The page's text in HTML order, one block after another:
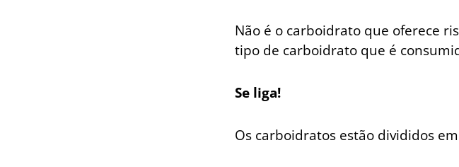
Não é o carboidrato que oferece
tipo de carboidrato que é
Se liga!
Os carboidratos estão divididos